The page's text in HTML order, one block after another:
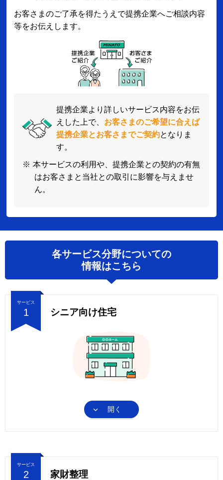
お客さまのご了承を得たうえで提携企業へご相談内容
等をお伝えします。
提携企業より詳しいサービス内容をお伝
えした上で、 お客さまのご希望に合えば
提携企業とお客さまでご契約となりま
す。
※ 本サービスの利用や、提携企業との契約の有無
はお客さまと当社との取引に影響を与えませ
ん。
各サービス分野についての
情報はこちら
サービス
1 シニア向け住宅
開く
サービス
2 家財整理